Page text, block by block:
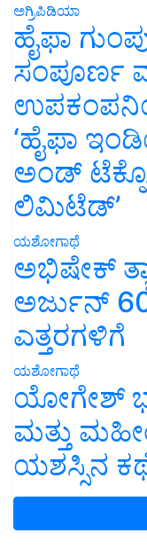
ಅಗ್ರಿಪಿಡಿಯಾ
ಹೈಫಾ
ಸಂಪೂರ್ಣ
‘ಹೈಫಾ
ಅಂಡ್
ಲಿಮಿಟೆಡ್’
ಯಶೋಗಾಥೆ
ಅಭಿಷೇಕ್
ಅರ್ಜುನ್
ಎತ್ತರಗಳಿಗೆ
ಯಶೋಗಾಥೆ
ಯೋಗೇಶ್
ಮತ್ತು
ಯಶಸ್ಸಿನ